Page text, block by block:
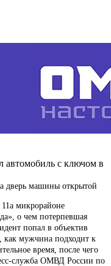
автомобиль с ключом в
дверь машины открытой
микрорайоне
о чем потерпевшая
попал в объектив
как мужчина подходит к
время, после чего
служба ОМВД России по